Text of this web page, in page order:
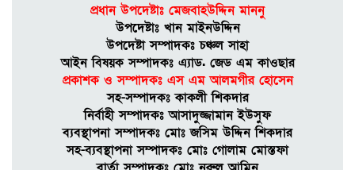
পটুয়াখালী বন্দর নৌযান শ্রমিক
ইউনিয়নের সাংগঠনিক সম্পাদক
নির্বাচিত হলেন অন্তর
কলাপাড়ায় মেগা প্রকল্পে জীবিকা
সংকট: গণগবেষণা
প্রধান উপদেষ্টাঃ মেজবাহউদ্দিন মাননু
উপদেষ্টাঃ খান মাইনউদ্দিন
উপদেষ্টা সম্পাদকঃ চঞ্চল সাহা
আইন বিষয়ক সম্পাদকঃ এ্যাড. জেড এম কাওছার
প্রকাশক ও সম্পাদকঃ এস এম আলমগীর হােসেন
সহ-সম্পাদকঃ কাকলী শিকদার
নির্বাহী সম্পাদকঃ আসাদুজ্জামান ইউসুফ
ব্যবস্থাপনা সম্পাদকঃ মােঃ জসিম উদ্দিন শিকদার
সহ-ব্যবস্থাপনা সম্পাদকঃ মোঃ গোলাম মোস্তফা